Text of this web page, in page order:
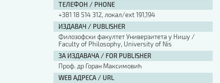
ТЕЛЕФОН / PHONE
+381 18 514 312, локал/ext 191,194
ИЗДАВАЧ / PUBLISHER
Филозофски факултет Универзитета у Нишу /
Faculty of Philosophy, University of Nis
ЗА ИЗДАВАЧА / FOR PUBLISHER
Проф. др Горан Максимовић
WEB АДРЕСА / URL